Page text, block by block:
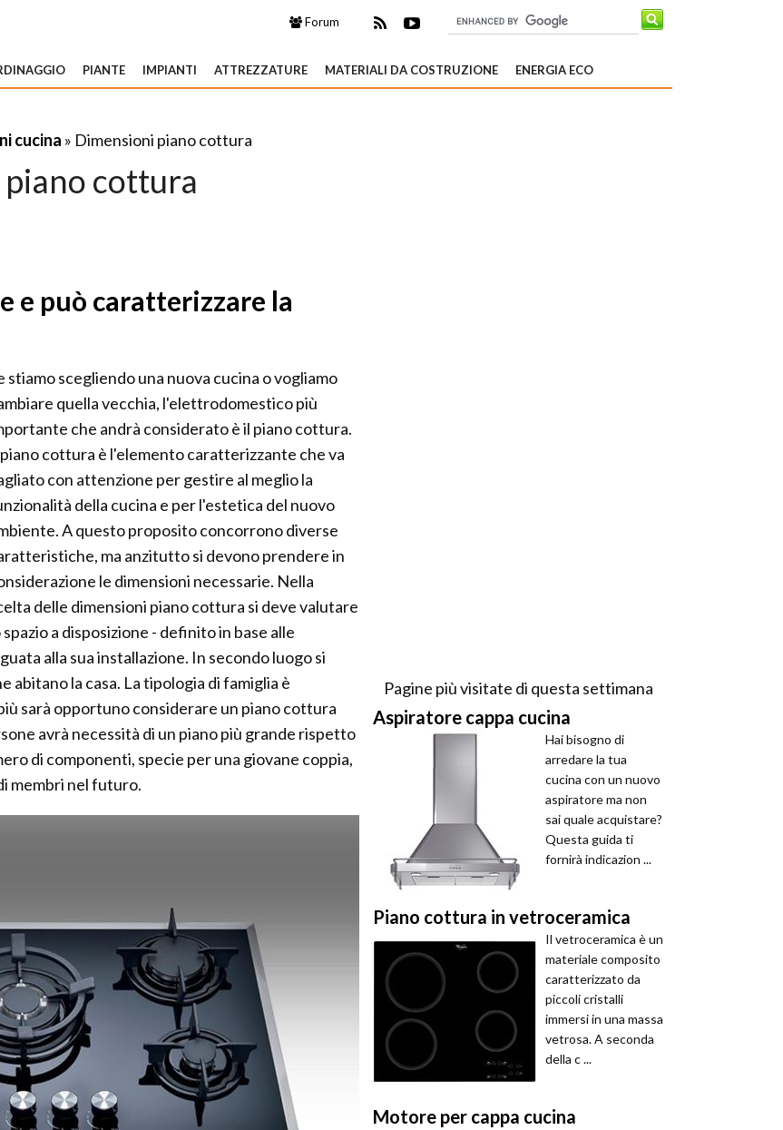
Forum
PIANTE IMPIANTI ATTREZZATURE MATERIALI DA COSTRUZIONE ENERGIA ECO
cucina » Dimensioni piano cottura
cottura
e può caratterizzare la
stiamo scegliendo una nuova cucina o vogliamo
quella vecchia, l'elettrodomestico più
che andrà considerato è il piano cottura.
cottura è l'elemento caratterizzante che va
con attenzione per gestire al meglio la
della cucina e per l'estetica del nuovo
A questo proposito concorrono diverse
ma anzitutto si devono prendere in
le dimensioni necessarie. Nella
delle dimensioni piano cottura si deve valutare
spazio a disposizione - definito in base alle
alla sua installazione. In secondo luogo si
la casa. La tipologia di famiglia è
sarà opportuno considerare un piano cottura
avrà necessità di un piano più grande rispetto
di componenti, specie per una giovane coppia,
membri nel futuro.
Pagine più visitate di questa settimana
Aspiratore cappa cucina
Hai bisogno di
arredare la tua
cucina con un nuovo
aspiratore ma non
sai quale acquistare?
Questa guida ti
fornirà indicazion ...
Piano cottura in vetroceramica
Il vetroceramica è un
materiale composito
caratterizzato da
piccoli cristalli
immersi in una massa
vetrosa. A seconda
della c ...
Motore per cappa cucina